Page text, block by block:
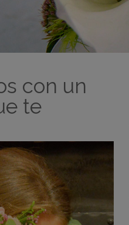
con un
te